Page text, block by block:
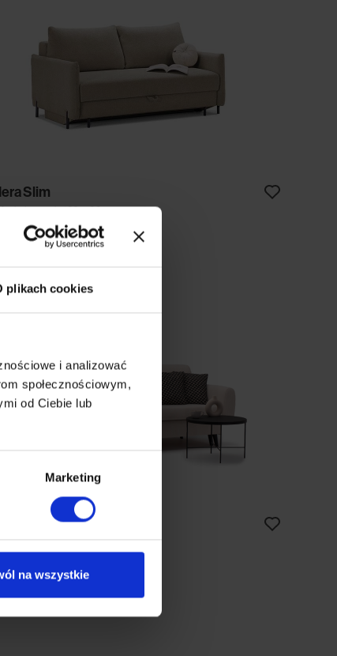
plikach cookies
i analizować
społecznościowym,
od Ciebie lub
Marketing
na wszystkie
Slim
spania 160x200
zł
spania | pojemnik
zł